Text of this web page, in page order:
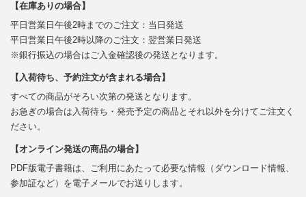
【在庫ありの場合】
平日営業日午後2時までのご注文：当日発送
平日営業日午後2時以降のご注文：翌営業日発送
※銀行振込の場合はご入金確認後の発送となります。
【入荷待ち、予約注文が含まれる場合】
すべての商品がそろい次第の発送となります。
お急ぎの場合は入荷待ち・発売予定の商品とそれ以外を分けてご注文く
ださい。
【オンライン発送の商品の場合】
PDF版電子書籍は、ご利用にあたって必要な情報（ダウンロード情報、
参加証など）を電子メールでお送りします。